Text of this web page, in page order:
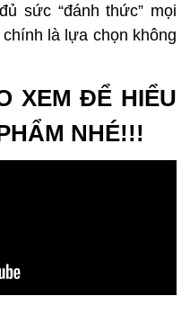
sức “đánh thức” mọi
chính là lựa chọn không
XEM ĐỂ HIỂU
NHÉ!!!